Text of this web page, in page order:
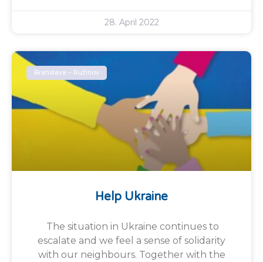
28. April 2022
Bratislava – Ružinov
Help Ukraine
The situation in Ukraine continues to
escalate and we feel a sense of solidarity
with our neighbours. Together with the